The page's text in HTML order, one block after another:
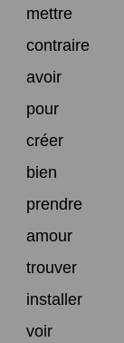
mettre
contraire
avoir
pour
créer
bien
prendre
amour
trouver
installer
voir